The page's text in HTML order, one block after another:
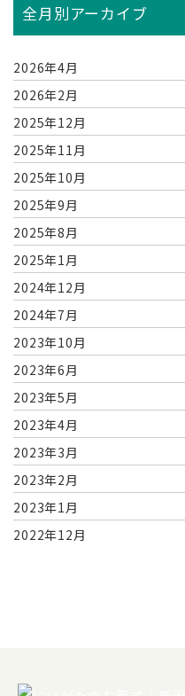
全月別アーカイブ
2026年4月
2026年2月
2025年12月
2025年11月
2025年10月
2025年9月
2025年8月
2025年1月
2024年12月
2024年7月
2023年10月
2023年6月
2023年5月
2023年4月
2023年3月
2023年2月
2023年1月
2022年12月